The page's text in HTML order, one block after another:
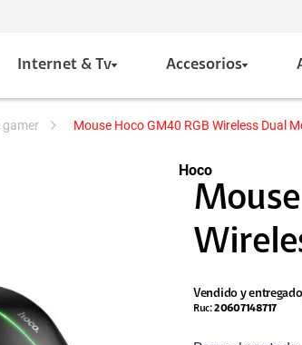
Internet & Tv Accesorios
gamer Mouse Hoco GM40 RGB Wireless Dual
Hoco
Vendido y
Ruc:20607148717